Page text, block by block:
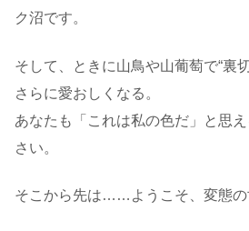
ク沼です。
そして、ときに山鳥や山葡萄で“裏
さらに愛おしくなる。
あなたも「これは私の色だ」と思
さい。
そこから先は……ようこそ、変態の